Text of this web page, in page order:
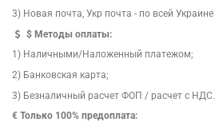
3) Новая почта, Укр почта - по всей Украине
$Методы оплаты:
1) Наличными/Наложенный платежом;
2) Банковская карта;
3) Безналичный расчет ФОП / расчет с НДС.
€ Только 100% предоплата: